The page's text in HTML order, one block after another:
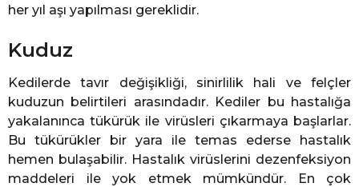
her yıl aşı yapılması gereklidir.
Kuduz
Kedilerde tavır değişikliği, sinirlilik hali ve felçler
kuduzun belirtileri arasındadır. Kediler bu hastalığa
yakalanınca tükürük ile virüsleri çıkarmaya başlarlar.
Bu tükürükler bir yara ile temas ederse hastalık
hemen bulaşabilir. Hastalık virüslerini dezenfeksiyon
maddeleri ile yok etmek mümkündür. En çok